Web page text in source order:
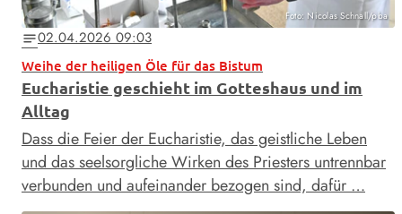
Foto: Nicolas Schnall/pba
notes02.04.2026 09:03
Weihe der heiligen Öle für das Bistum
Eucharistie geschieht im Gotteshaus und im
Alltag
Dass die Feier der Eucharistie, das geistliche Leben
und das seelsorgliche Wirken des Priesters untrennbar
verbunden und aufeinander bezogen sind, dafür …